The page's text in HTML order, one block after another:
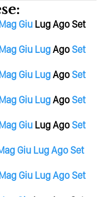
Giu LugAgoSet
Giu LugAgoSet
Giu LugAgoSet
Giu LugAgoSet
Giu LugAgoSet
Giu LugAgoSet
Giu LugAgoSet